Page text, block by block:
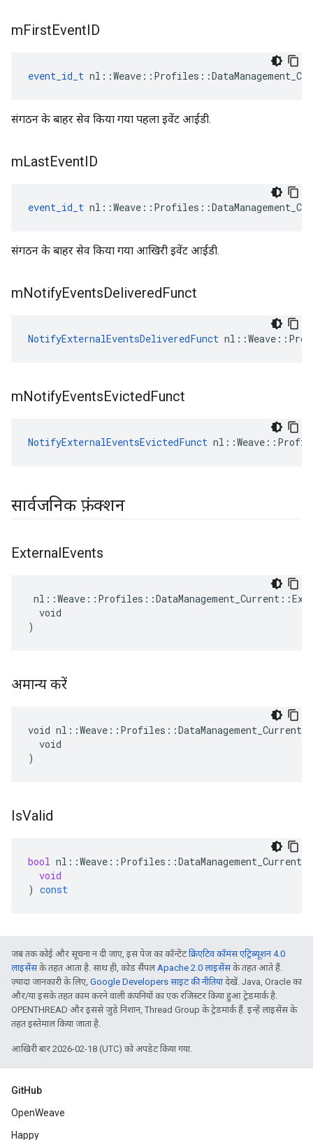
mFirstEventID
event_id_t
संगठन के बाहर सेव किया गया पहला इवेंट आईडी.
mLastEventID
event_id_t
संगठन के बाहर सेव किया गया आखिरी इवेंट आईडी.
mNotifyEventsDeliveredFunct
NotifyExternalEventsDeliveredFunct
mNotifyEventsEvictedFunct
NotifyExternalEventsEvictedFunct
सार्वजनिक फ़ंक्शन
ExternalEvents
  void
)
अमान्य करें
void
  void
)
IsValid
bool nl ::Weave :: Profiles ::DataManagement_Current
void
) const
जब तक कोई और सूचना न दी जाए, इस पेज का कॉन्टेंटक्रिएटिव कॉमंस एट्रिब्यूशन 4.0
लाइसेंसके तहत आता है. साथ ही, कोड सैंपलApache 2.0 लाइसेंसके तहत आते हैं.
ज़्यादा जानकारी के लिए, Google Developers साइट की नीतियांदेखें. Java, Oracle का
और/या इसके तहत काम करने वाली कंपनियों का एक रजिस्टर किया हुआ ट्रेडमार्क है.
OPENTHREAD और इससे जुड़े निशान, Thread Group के ट्रेडमार्क हैं. इन्हें लाइसेंस के
तहत इस्तेमाल किया जाता है.
आखिरी बार 2026-02-18 (UTC) को अपडेट किया गया.
GitHub
OpenWeave
Happy